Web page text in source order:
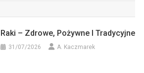
Raki – Zdrowe, Pożywne I Tradycyjne
31/07/2026 A. Kaczmarek